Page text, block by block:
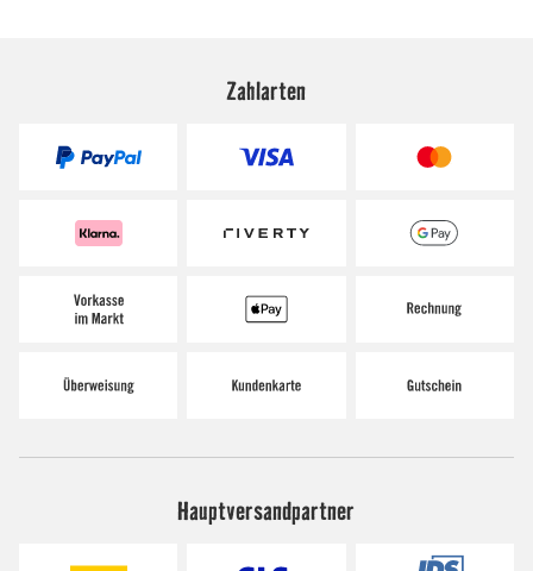
Zahlarten
Hauptversandpartner